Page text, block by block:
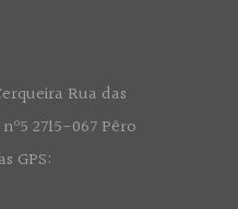
Rua das
2715-067 Pêro
GPS: